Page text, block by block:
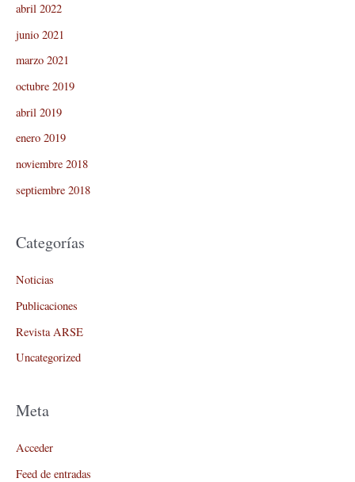
abril 2022
junio 2021
marzo 2021
octubre 2019
abril 2019
enero 2019
noviembre 2018
septiembre 2018
Categorías
Noticias
Publicaciones
Revista ARSE
Uncategorized
Meta
Acceder
Feed de entradas